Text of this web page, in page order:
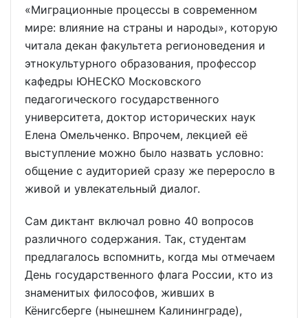
«Миграционные процессы в современном
мире: влияние на страны и народы», которую
читала декан факультета регионоведения и
этнокультурного образования, профессор
кафедры ЮНЕСКО Московского
педагогического государственного
университета, доктор исторических наук
Елена Омельченко. Впрочем, лекцией её
выступление можно было назвать условно:
общение с аудиторией сразу же переросло в
живой и увлекательный диалог.
Сам диктант включал ровно 40 вопросов
различного содержания. Так, студентам
предлагалось вспомнить, когда мы отмечаем
День государственного флага России, кто из
знаменитых философов, живших в
Кёнигсберге (нынешнем Калининграде),